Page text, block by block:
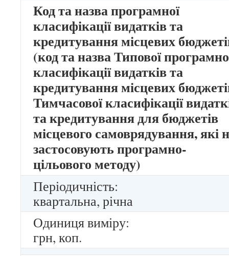
Код та назва програмної
класифікації видатків та
кредитування місцевих
(код та назва Типової
класифікації видатків та
кредитування місцевих
Тимчасової класифікації
та кредитування для бюджетів
місцевого самоврядування, які
застосовують програмно-
цільового методу)
Періодичність:
квартальна, річна
Одиниця виміру:
грн, коп.